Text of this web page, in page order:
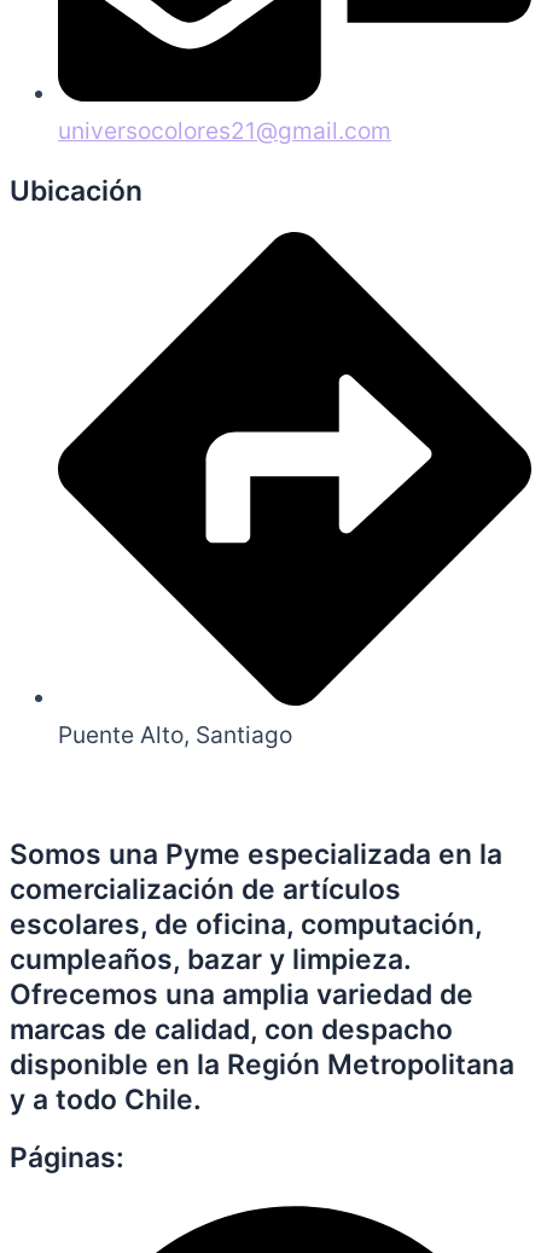
universocolores21@gmail.com
Ubicación
Puente Alto, Santiago
Somos una Pyme especializada en la
comercialización de artículos
escolares, de oficina, computación,
cumpleaños, bazar y limpieza.
Ofrecemos una amplia variedad de
marcas de calidad, con despacho
disponible en la Región Metropolitana
y a todo Chile.
Páginas: